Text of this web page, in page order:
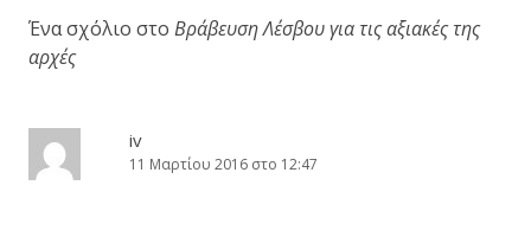
Ένα σχόλιο στο Βράβευση Λέσβου για τις αξιακές της
αρχές
iv
11 Μαρτίου 2016 στο 12:47